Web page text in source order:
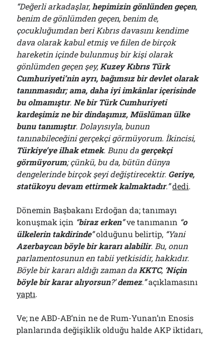
“Değerli arkadaşlar,hepimizin gönlünden geçen,
benim de gönlümden geçen, benim de,
çocukluğumdan beri Kıbrıs davasını kendime
dava olarak kabul etmiş ve fiilen de birçok
hareketin içinde bulunmuş bir kişi olarak
gönlümden geçen şey, Kuzey Kıbrıs Türk
Cumhuriyeti’nin ayrı, bağımsız bir devlet olarak
tanınmasıdır; ama, daha iyi imkânlar içerisinde
bu olmamıştır. Ne bir Türk Cumhuriyeti
kardeşimiz ne bir dindaşımız, Müslüman ülke
bunu tanımıştır. Dolayısıyla, bunun
tanınabileceğini gerçekçi görmüyorum. İkincisi,
Türkiye’ye ilhak etmek. Bunu da gerçekçi
görmüyorum; çünkü, bu da, bütün dünya
dengelerinde birçok şeyi değiştirecektir. Geriye,
statükoyu devam ettirmek kalmaktadır.”dedi.
Dönemin Başbakanı Erdoğan da; tanımayı
konuşmak için “biraz erken”ve tanımanın “o
ülkelerin takdirinde”olduğunu belirtip, “Yani
Azerbaycan böyle bir kararı alabilir. Bu, onun
parlamentosunun en tabii yetkisidir, hakkıdır.
Böyle bir kararı aldığı zaman da KKTC, ‘Niçin
böyle bir karar alıyorsun?’demez.”açıklamasını
yaptı.
Ve; ne ABD-AB’nin ne de Rum-Yunan’ın Enosis
planlarında değişiklik olduğu halde AKP iktidarı,